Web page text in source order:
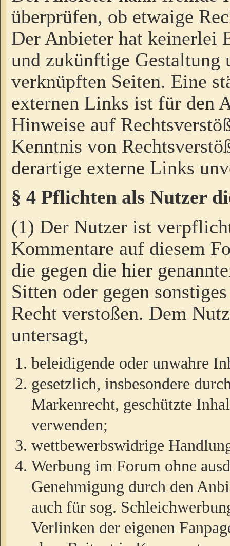
überprüfen, ob etwaige
Der Anbieter hat keinerlei
und zukünftige Gestaltung
verknüpften Seiten. Eine
externen Links ist für den
Hinweise auf
Kenntnis von
derartige externe Links
§ 4 Pflichten als Nutzer
(1) Der Nutzer ist
Kommentare auf diesem
die gegen die hier
Sitten oder gegen
Recht verstoßen. Dem
untersagt,
beleidigende oder unwahre
gesetzlich, insbesondere
Markenrecht, geschützte
verwenden;
wettbewerbswidrige
Werbung im Forum ohne
Genehmigung durch den
auch für sog.
Verlinken der eigenen